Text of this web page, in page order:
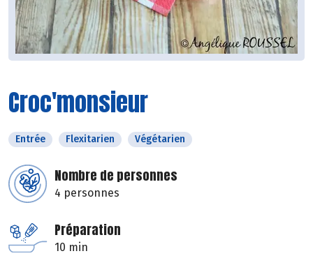
Croc'monsieur
Entrée Flexitarien Végétarien
Nombre de personnes
4 personnes
Préparation
10 min